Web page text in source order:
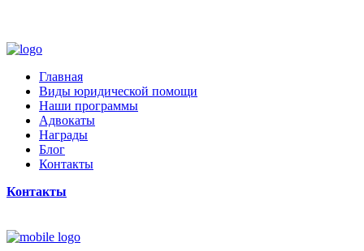
Главная
Виды юридической помощи
Наши программы
Адвокаты
Награды
Блог
Контакты
Контакты